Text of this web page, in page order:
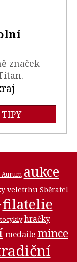
značek
aukce
veletrhu Sběratel
filatelie
hračky
medaile mince